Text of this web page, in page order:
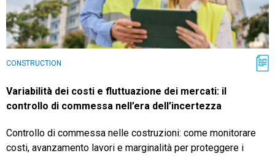
CONSTRUCTION
Variabilità dei costi e fluttuazione dei mercati: il
controllo di commessa nell’era dell’incertezza
Controllo di commessa nelle costruzioni: come monitorare
costi, avanzamento lavori e marginalità per proteggere i